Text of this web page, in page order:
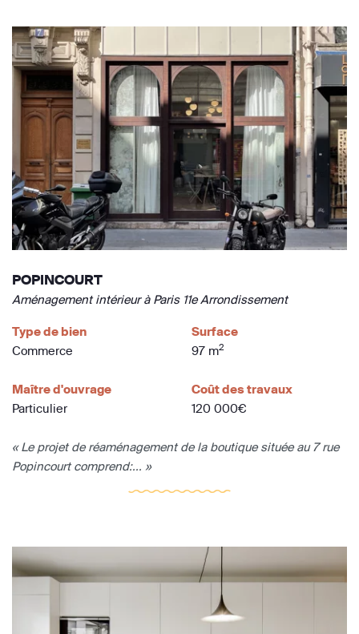
POPINCOURT
Aménagement intérieur à Paris 11e Arrondissement
Type de bien
Commerce
Surface
97 m2
Maître d'ouvrage
Particulier
Coût des travaux
120 000€
« Le projet de réaménagement de la boutique située au 7 rue
Popincourt comprend:... »